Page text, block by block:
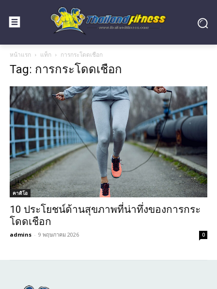
หน้าแรก แท็ก การกระโดดเชือก
Tag: การกระโดดเชือก
คาดิโอ
10 ประโยชน์ด้านสุขภาพที่น่าทึ่งของการกระ
โดดเชือก
admins - 9 พฤษภาคม 2026 0